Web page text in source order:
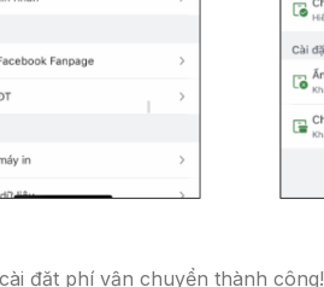
đặt phí vận chuyển thành công!